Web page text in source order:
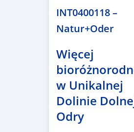
INT0400118 –
Natur+Oder
Więcej
w Unikalnej
Dolinie
Odry